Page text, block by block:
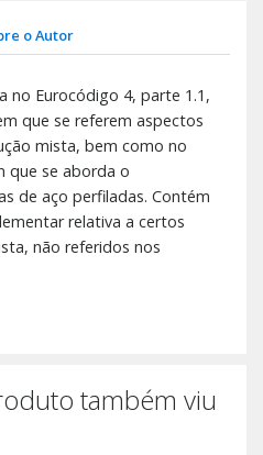
o Autor
no Eurocódigo 4, parte 1.1,
que se referem aspectos
mista, bem como no
que se aborda o
de aço perfiladas. Contém
relativa a certos
não referidos nos
também viu